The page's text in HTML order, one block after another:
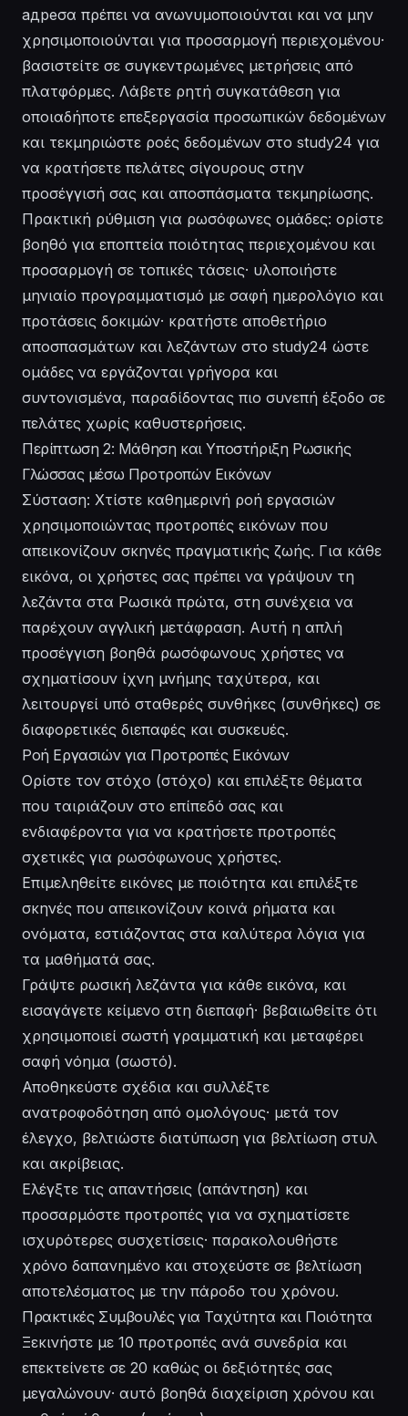
адреσα πρέπει να ανωνυμοποιούνται και να μην
χρησιμοποιούνται για προσαρμογή περιεχομένου·
βασιστείτε σε συγκεντρωμένες μετρήσεις από
πλατφόρμες. Λάβετε ρητή συγκατάθεση για
οποιαδήποτε επεξεργασία προσωπικών δεδομένων
και τεκμηριώστε ροές δεδομένων στο study24 για
να κρατήσετε πελάτες σίγουρους στην
προσέγγισή σας και αποσπάσματα τεκμηρίωσης.
Πρακτική ρύθμιση για ρωσόφωνες ομάδες: ορίστε
βοηθό για εποπτεία ποιότητας περιεχομένου και
προσαρμογή σε τοπικές τάσεις· υλοποιήστε
μηνιαίο προγραμματισμό με σαφή ημερολόγιο και
προτάσεις δοκιμών· κρατήστε αποθετήριο
αποσπασμάτων και λεζάντων στο study24 ώστε
ομάδες να εργάζονται γρήγορα και
συντονισμένα, παραδίδοντας πιο συνεπή έξοδο σε
πελάτες χωρίς καθυστερήσεις.
Περίπτωση 2: Μάθηση και Υποστήριξη Ρωσικής
Γλώσσας μέσω Προτροπών Εικόνων
Σύσταση: Χτίστε καθημερινή ροή εργασιών
χρησιμοποιώντας προτροπές εικόνων που
απεικονίζουν σκηνές πραγματικής ζωής. Για κάθε
εικόνα, οι χρήστες σας πρέπει να γράψουν τη
λεζάντα στα Ρωσικά πρώτα, στη συνέχεια να
παρέχουν αγγλική μετάφραση. Αυτή η απλή
προσέγγιση βοηθά ρωσόφωνους χρήστες να
σχηματίσουν ίχνη μνήμης ταχύτερα, και
λειτουργεί υπό σταθερές συνθήκες (συνθήκες) σε
διαφορετικές διεπαφές και συσκευές.
Ροή Εργασιών για Προτροπές Εικόνων
Ορίστε τον στόχο (στόχο) και επιλέξτε θέματα
που ταιριάζουν στο επίπεδό σας και
ενδιαφέροντα για να κρατήσετε προτροπές
σχετικές για ρωσόφωνους χρήστες.
Επιμεληθείτε εικόνες με ποιότητα και επιλέξτε
σκηνές που απεικονίζουν κοινά ρήματα και
ονόματα, εστιάζοντας στα καλύτερα λόγια για
τα μαθήματά σας.
Γράψτε ρωσική λεζάντα για κάθε εικόνα, και
εισαγάγετε κείμενο στη διεπαφή· βεβαιωθείτε ότι
χρησιμοποιεί σωστή γραμματική και μεταφέρει
σαφή νόημα (σωστό).
Αποθηκεύστε σχέδια και συλλέξτε
ανατροφοδότηση από ομολόγους· μετά τον
έλεγχο, βελτιώστε διατύπωση για βελτίωση στυλ
και ακρίβειας.
Ελέγξτε τις απαντήσεις (απάντηση) και
προσαρμόστε προτροπές για να σχηματίσετε
ισχυρότερες συσχετίσεις· παρακολουθήστε
χρόνο δαπανημένο και στοχεύστε σε βελτίωση
αποτελέσματος με την πάροδο του χρόνου.
Πρακτικές Συμβουλές για Ταχύτητα και Ποιότητα
Ξεκινήστε με 10 προτροπές ανά συνεδρία και
επεκτείνετε σε 20 καθώς οι δεξιότητές σας
μεγαλώνουν· αυτό βοηθά διαχείριση χρόνου και